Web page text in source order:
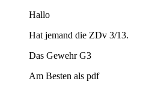
Hallo
Hat jemand die ZDv 3/13.
Das Gewehr G3
Am Besten als pdf